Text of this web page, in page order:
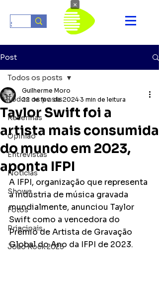
Post
Todos os posts
Resenhas
Opinião
Entrevistas
Notícias
Shows
Fotos
Principais
João Rock 2025
Todos os posts
Taylor Swift foi a
artista mais consumida
do mundo em 2023,
aponta IFPI
Guilherme Moro
22 de fev. de 2024 3 min de leitura
A IFPI, organização que representa
a indústria de música gravada
mundialmente, anunciou Taylor
Swift como a vencedora do
Prêmio de Artista de Gravação
Global do Ano da IFPI de 2023.
×